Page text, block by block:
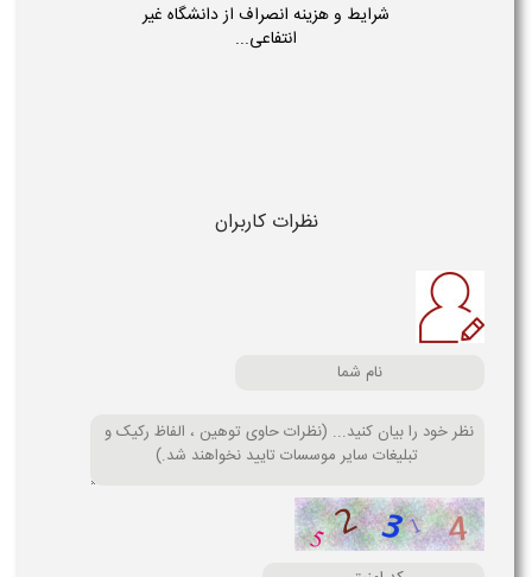
شرایط و هزینه انصراف از دانشگاه غیر
انتفاعی...
نظرات کاربران